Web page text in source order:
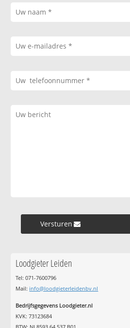
Versturen »
Loodgieter Leiden
Tel: 071-7600796
Mail: info@loodgieterleidenbv.nl
Bedrijfsgegevens Loodgieter.nl
KVK: 73123684